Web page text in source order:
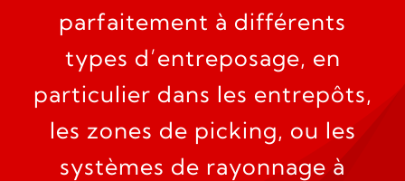
parfaitement à différents
types d’entreposage, en
particulier dans les entrepôts,
les zones de picking, ou les
systèmes de rayonnage à